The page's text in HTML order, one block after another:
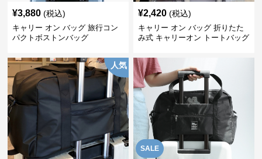
¥3,880 (税込)
キャリー オン バッグ 旅行コン
パクトボストンバッグ
¥2,420 (税込)
キャリー オン バッグ 折りたた
み式 キャリーオン トートバッグ
人気
SALE